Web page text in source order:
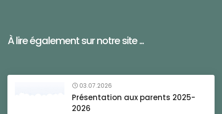
À lire également sur notre site ...
03.07.2026
Présentation aux parents 2025-
2026